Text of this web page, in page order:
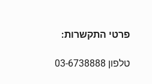
פרטי התקשרות:
טלפון 03-6738888